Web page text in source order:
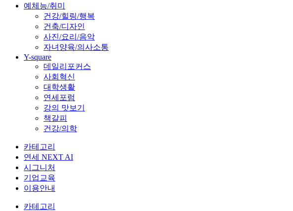
예체능/취미
건강/힐링/행복
건축/디자인
사진/요리/음악
자녀양육/의사소통
Y-square
데일리포커스
사회혁신
대학생활
연세포럼
강의 맛보기
책갈피
건강/의학
카테고리
연세 NEXT AI
시그니처
기업교육
이용안내
카테고리